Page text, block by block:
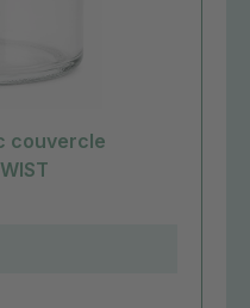
couvercle